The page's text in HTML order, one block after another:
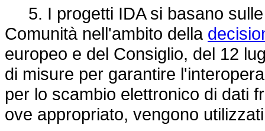
5. I progetti IDA si basano
Comunità nell'ambito della
europeo e del Consiglio, del 12
di misure per garantire
per lo scambio elettronico di dati
ove appropriato, vengono